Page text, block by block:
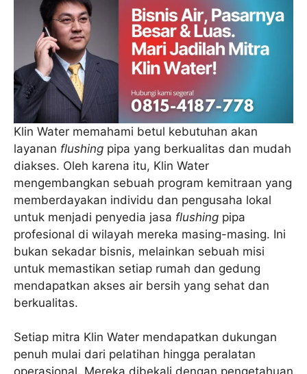
Klin Water memahami betul kebutuhan akan
layanan flushing pipa yang berkualitas dan mudah
diakses. Oleh karena itu, Klin Water
mengembangkan sebuah program kemitraan yang
memberdayakan individu dan pengusaha lokal
untuk menjadi penyedia jasa flushing pipa
profesional di wilayah mereka masing-masing. Ini
bukan sekadar bisnis, melainkan sebuah misi
untuk memastikan setiap rumah dan gedung
mendapatkan akses air bersih yang sehat dan
berkualitas.
Setiap mitra Klin Water mendapatkan dukungan
penuh mulai dari pelatihan hingga peralatan